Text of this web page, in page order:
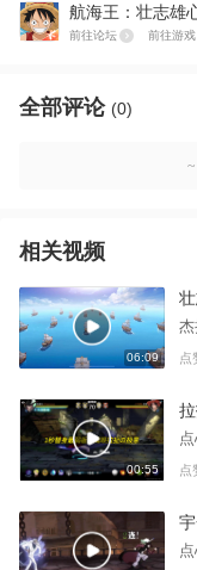
航海王：壮志雄
前往论坛 前往游戏
全部评论 (0)
相关视频
06:09 点
00:55 点